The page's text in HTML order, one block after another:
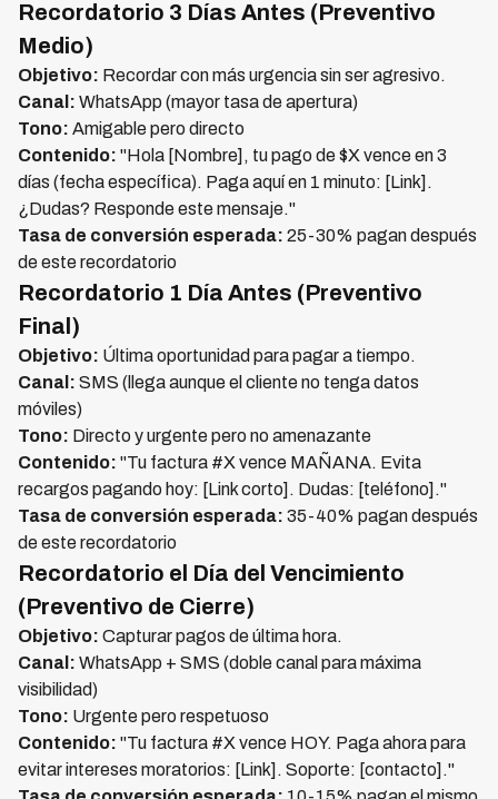
Recordatorio 3 Días Antes (Preventivo
Medio)
Objetivo: Recordar con más urgencia sin ser agresivo.
Canal: WhatsApp (mayor tasa de apertura)
Tono: Amigable pero directo
Contenido: "Hola [Nombre], tu pago de $X vence en 3
días (fecha específica). Paga aquí en 1 minuto: [Link].
¿Dudas? Responde este mensaje."
Tasa de conversión esperada: 25-30% pagan después
de este recordatorio
Recordatorio 1 Día Antes (Preventivo
Final)
Objetivo: Última oportunidad para pagar a tiempo.
Canal: SMS (llega aunque el cliente no tenga datos
móviles)
Tono: Directo y urgente pero no amenazante
Contenido: "Tu factura #X vence MAÑANA. Evita
recargos pagando hoy: [Link corto]. Dudas: [teléfono]."
Tasa de conversión esperada: 35-40% pagan después
de este recordatorio
Recordatorio el Día del Vencimiento
(Preventivo de Cierre)
Objetivo: Capturar pagos de última hora.
Canal: WhatsApp + SMS (doble canal para máxima
visibilidad)
Tono: Urgente pero respetuoso
Contenido: "Tu factura #X vence HOY. Paga ahora para
evitar intereses moratorios: [Link]. Soporte: [contacto]."